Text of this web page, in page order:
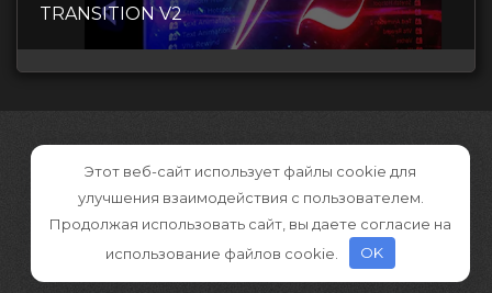
TRANSITION V2
Этот веб-сайт использует файлы cookie для
улучшения взаимодействия с пользователем.
Продолжая использовать сайт, вы даете согласие на
использование файлов cookie.
OK